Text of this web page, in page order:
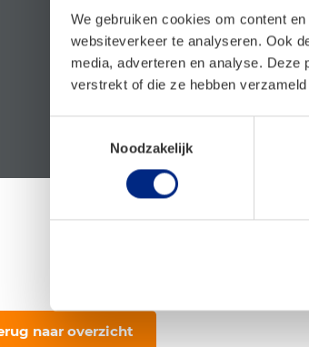
We gebruiken cookies om content
websiteverkeer te analyseren. Ook
media, adverteren en analyse. Deze
verstrekt of die ze hebben
Noodzakelijk
naar overzicht